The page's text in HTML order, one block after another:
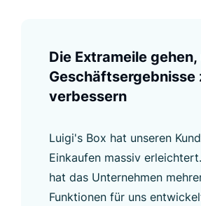
Die Extrameile
Geschäftsergebnisse
verbessern
Luigi's Box hat unseren
Einkaufen massiv
hat das Unternehmen
Funktionen für uns